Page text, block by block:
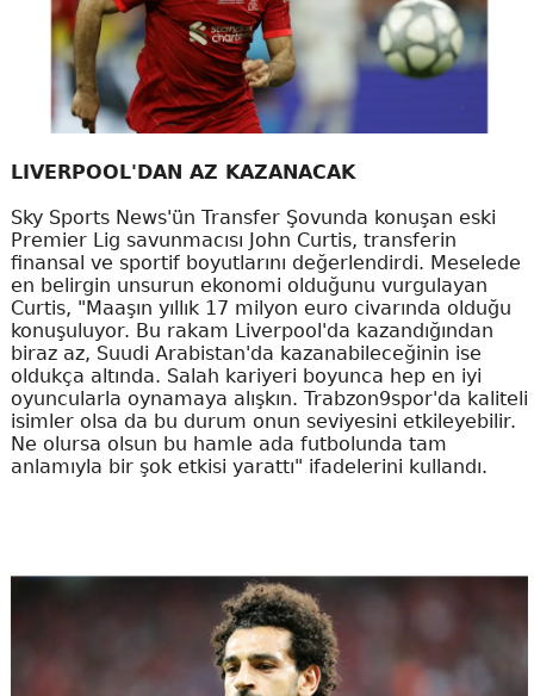
LIVERPOOL'DAN AZ KAZANACAK
Sky Sports News'ün Transfer Şovunda konuşan eski
Premier Lig savunmacısı John Curtis, transferin
finansal ve sportif boyutlarını değerlendirdi. Meselede
en belirgin unsurun ekonomi olduğunu vurgulayan
Curtis, "Maaşın yıllık 17 milyon euro civarında olduğu
konuşuluyor. Bu rakam Liverpool'da kazandığından
biraz az, Suudi Arabistan'da kazanabileceğinin ise
oldukça altında. Salah kariyeri boyunca hep en iyi
oyuncularla oynamaya alışkın. Trabzon9spor'da kaliteli
isimler olsa da bu durum onun seviyesini etkileyebilir.
Ne olursa olsun bu hamle ada futbolunda tam
anlamıyla bir şok etkisi yarattı" ifadelerini kullandı.